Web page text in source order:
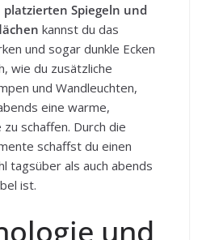
Spiegeln und
kannst du das
und sogar dunkle Ecken
wie du zusätzliche
und Wandleuchten,
eine warme,
schaffen. Durch die
schaffst du einen
tagsüber als auch abends
ist.
und